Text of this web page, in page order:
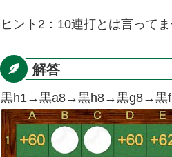
ヒント2：10連打とは言ってま
解答
黒h1→黒a8→黒h8→黒g8→